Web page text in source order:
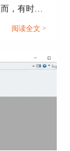
，有时用
工作效
以确保你的
阅读全文 >